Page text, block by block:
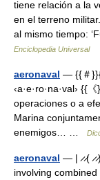
tiene relación a la
en el terreno
al mismo tiempo:
Enciclopedia Universal
aeronaval — {{＃
‹a·e·ro·na·val›
operaciones o a
Marina
enemigos… …
aeronaval — | ̷ ̷( ̷ ̷)
involving